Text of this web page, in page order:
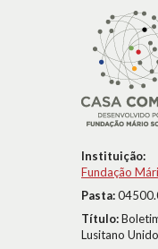
Instituição:
Fundação
Pasta:
Título:
Lusitano Unido